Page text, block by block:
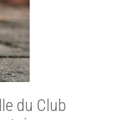
du Club